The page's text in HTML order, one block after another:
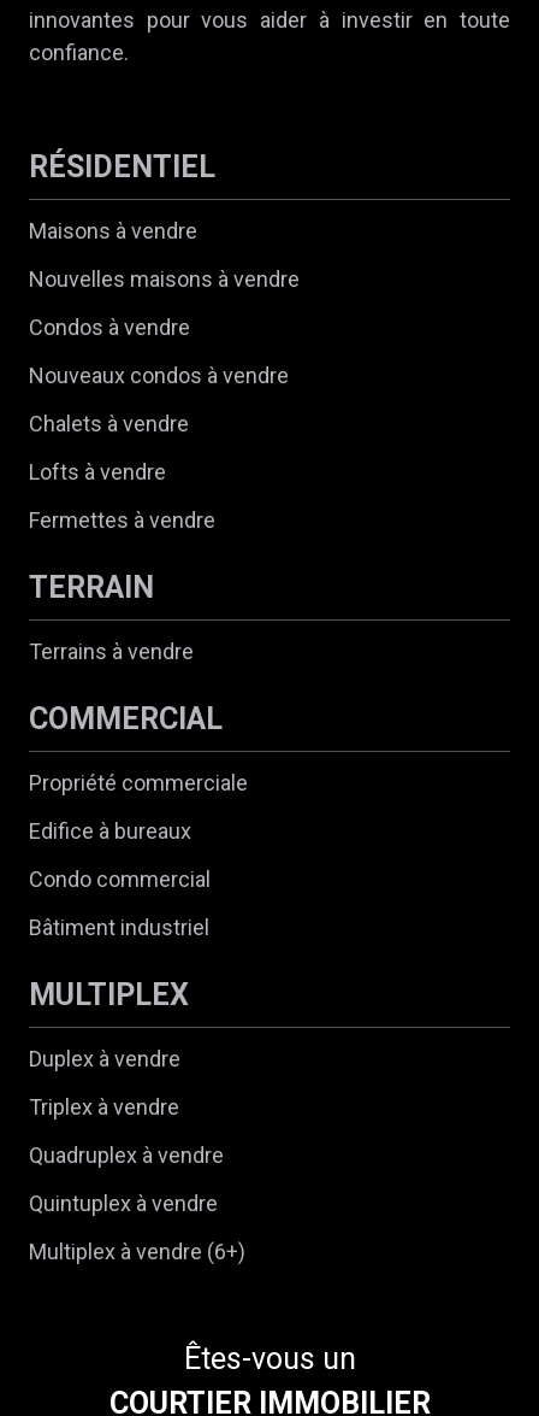
innovantes pour vous aider à investir en toute
confiance.
RÉSIDENTIEL
Maisons à vendre
Nouvelles maisons à vendre
Condos à vendre
Nouveaux condos à vendre
Chalets à vendre
Lofts à vendre
Fermettes à vendre
TERRAIN
Terrains à vendre
COMMERCIAL
Propriété commerciale
Edifice à bureaux
Condo commercial
Bâtiment industriel
MULTIPLEX
Duplex à vendre
Triplex à vendre
Quadruplex à vendre
Quintuplex à vendre
Multiplex à vendre (6+)
Êtes-vous un
COURTIER IMMOBILIER